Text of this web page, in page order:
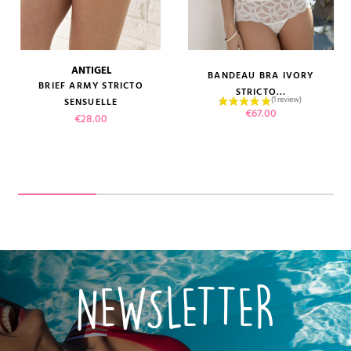
ANTIGEL
BRIEF ARMY STRICTO
SENSUELLE
Price
€28.00
BANDEAU BRA IVORY
STRICTO...
Price
€67.00
NEWSLETTER